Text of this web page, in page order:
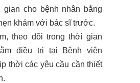
gian cho bệnh nhân bằng
khám với bác sĩ trước.
theo dõi trong thời gian
điều trị tại Bệnh viện
thời các yêu cầu cần thiết